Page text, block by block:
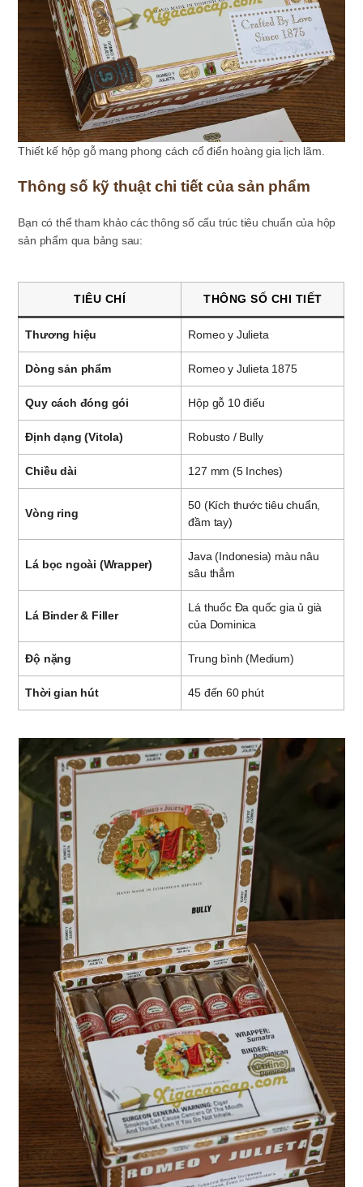
Thiết kế hộp gỗ mang phong cách cổ điển hoàng gia lịch lãm.
Thông số kỹ thuật chi tiết của sản phẩm
Bạn có thể tham khảo các thông số cấu trúc tiêu chuẩn của hộp
sản phẩm qua bảng sau:
TIÊU CHÍ THÔNG SỐ CHI TIẾT
Thương hiệu Romeo y Julieta
Dòng sản phẩm Romeo y Julieta 1875
Quy cách đóng gói Hộp gỗ 10 điếu
Định dạng (Vitola) Robusto / Bully
Chiều dài 127 mm (5 Inches)
Vòng ring
50 (Kích thước tiêu chuẩn,
đầm tay)
Lá bọc ngoài (Wrapper)
Java (Indonesia) màu nâu
sâu thẳm
Lá Binder & Filler
Lá thuốc Đa quốc gia ủ già
của Dominica
Độ nặng Trung bình (Medium)
Thời gian hút 45 đến 60 phút